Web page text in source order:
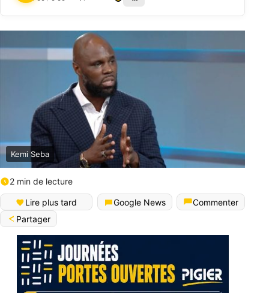
Kemi Seba
2 min de lecture
Lire plus tard Google News
Commenter
Partager